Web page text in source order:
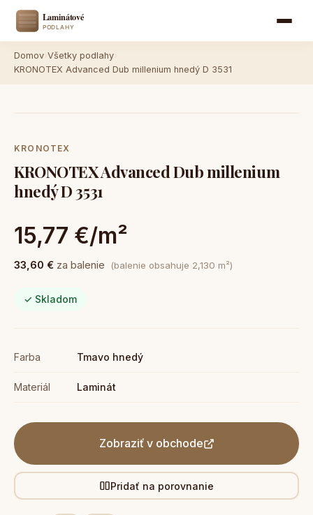
Domov Všetky podlahy
KRONOTEX Advanced Dub millenium hnedý D 3531
KRONOTEX
KRONOTEX Advanced Dub millenium
hnedý D 3531
15,77 €/m²
33,60 € za balenie (balenie obsahuje 2,130 m²)
✓ Skladom
Farba Tmavo hnedý
Materiál Laminát
Zobraziť v obchode
Pridať na porovnanie